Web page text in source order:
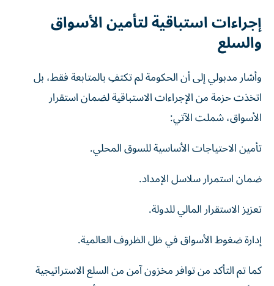
إجراءات استباقية لتأمين الأسواق
والسلع
وأشار مدبولي إلى أن الحكومة لم تكتفِ بالمتابعة فقط، بل
اتخذت حزمة من الإجراءات الاستباقية لضمان استقرار
الأسواق، شملت الآتي:
تأمين الاحتياجات الأساسية للسوق المحلي.
ضمان استمرار سلاسل الإمداد.
تعزيز الاستقرار المالي للدولة.
إدارة ضغوط الأسواق في ظل الظروف العالمية.
كما تم التأكد من توافر مخزون آمن من السلع الاستراتيجية